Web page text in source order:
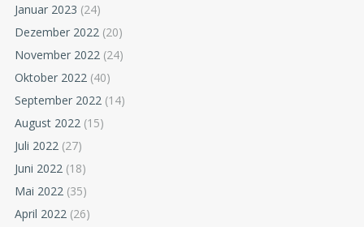
Januar 2023 (24)
Dezember 2022 (20)
November 2022 (24)
Oktober 2022 (40)
September 2022 (14)
August 2022 (15)
Juli 2022 (27)
Juni 2022 (18)
Mai 2022 (35)
April 2022 (26)